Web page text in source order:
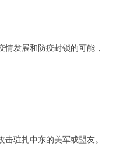
发展和防疫封锁的可能，
驻扎中东的美军或盟友。